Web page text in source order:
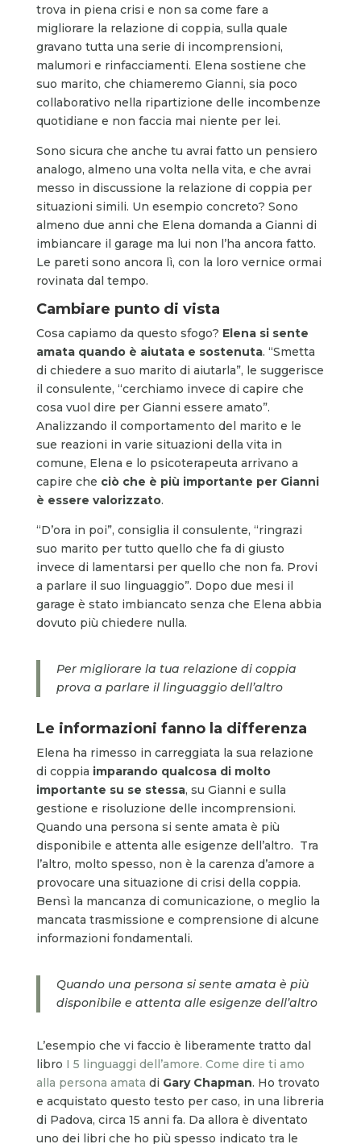
trova in piena crisi e non sa come fare a
migliorare la relazione di coppia, sulla quale
gravano tutta una serie di incomprensioni,
malumori e rinfacciamenti. Elena sostiene che
suo marito, che chiameremo Gianni, sia poco
collaborativo nella ripartizione delle incombenze
quotidiane e non faccia mai niente per lei.
Sono sicura che anche tu avrai fatto un pensiero
analogo, almeno una volta nella vita, e che avrai
messo in discussione la relazione di coppia per
situazioni simili. Un esempio concreto? Sono
almeno due anni che Elena domanda a Gianni di
imbiancare il garage ma lui non l’ha ancora fatto.
Le pareti sono ancora lì, con la loro vernice ormai
rovinata dal tempo.
Cambiare punto di vista
Cosa capiamo da questo sfogo? Elena si sente
amata quando è aiutata e sostenuta. “Smetta
di chiedere a suo marito di aiutarla”, le suggerisce
il consulente, “cerchiamo invece di capire che
cosa vuol dire per Gianni essere amato”.
Analizzando il comportamento del marito e le
sue reazioni in varie situazioni della vita in
comune, Elena e lo psicoterapeuta arrivano a
capire che ciò che è più importante per Gianni
è essere valorizzato.
“D’ora in poi”, consiglia il consulente, “ringrazi
suo marito per tutto quello che fa di giusto
invece di lamentarsi per quello che non fa. Provi
a parlare il suo linguaggio”. Dopo due mesi il
garage è stato imbiancato senza che Elena abbia
dovuto più chiedere nulla.
Per migliorare la tua relazione di coppia
prova a parlare il linguaggio dell’altro
Le informazioni fanno la differenza
Elena ha rimesso in carreggiata la sua relazione
di coppia imparando qualcosa di molto
importante su se stessa, su Gianni e sulla
gestione e risoluzione delle incomprensioni.
Quando una persona si sente amata è più
disponibile e attenta alle esigenze dell’altro. Tra
l’altro, molto spesso, non è la carenza d’amore a
provocare una situazione di crisi della coppia.
Bensì la mancanza di comunicazione, o meglio la
mancata trasmissione e comprensione di alcune
informazioni fondamentali.
Quando una persona si sente amata è più
disponibile e attenta alle esigenze dell’altro
L’esempio che vi faccio è liberamente tratto dal
libro I 5 linguaggi dell’amore. Come dire ti amo
alla persona amata di Gary Chapman. Ho trovato
e acquistato questo testo per caso, in una libreria
di Padova, circa 15 anni fa. Da allora è diventato
uno dei libri che ho più spesso indicato tra le